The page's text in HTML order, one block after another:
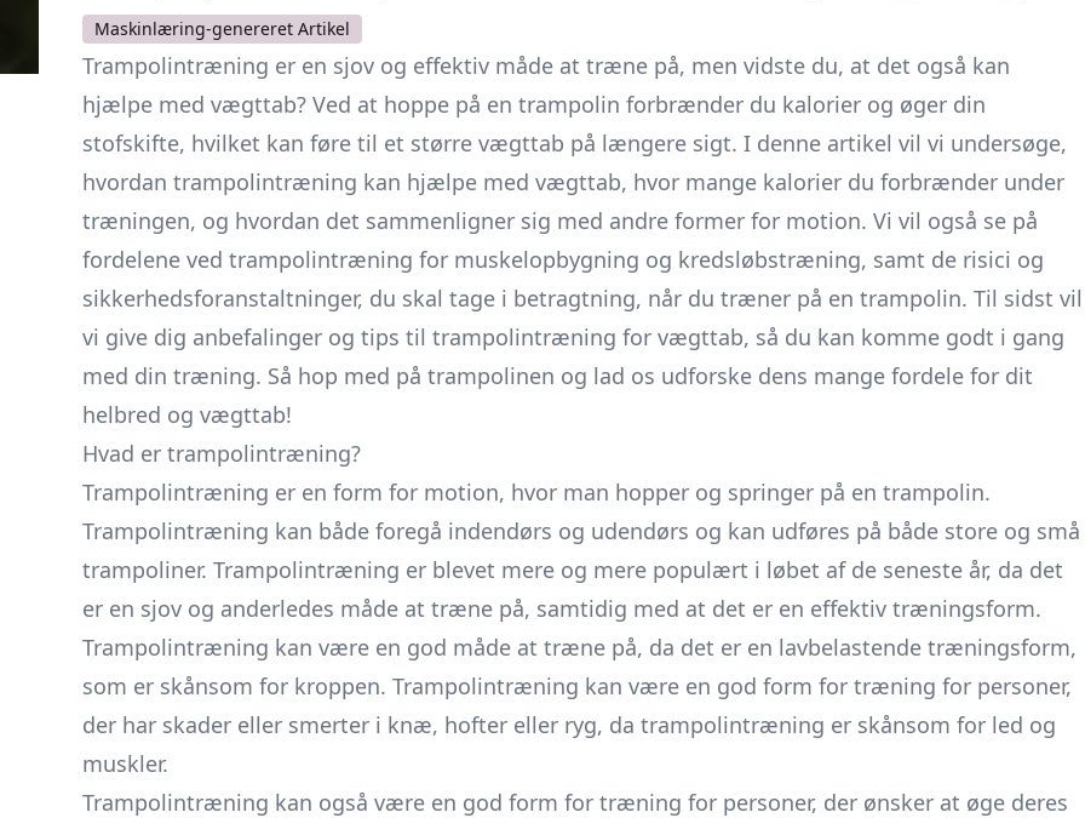
Maskinlæring-genereret Artikel
Trampolintræning er en sjov og effektiv måde at træne på, men vidste du, at det også kan
hjælpe med vægttab? Ved at hoppe på en trampolin forbrænder du kalorier og øger din
stofskifte, hvilket kan føre til et større vægttab på længere sigt. I denne artikel vil vi undersøge,
hvordan trampolintræning kan hjælpe med vægttab, hvor mange kalorier du forbrænder under
træningen, og hvordan det sammenligner sig med andre former for motion. Vi vil også se på
fordelene ved trampolintræning for muskelopbygning og kredsløbstræning, samt de risici og
sikkerhedsforanstaltninger, du skal tage i betragtning, når du træner på en trampolin. Til sidst vil
vi give dig anbefalinger og tips til trampolintræning for vægttab, så du kan komme godt i gang
med din træning. Så hop med på trampolinen og lad os udforske dens mange fordele for dit
helbred og vægttab!
Hvad er trampolintræning?
Trampolintræning er en form for motion, hvor man hopper og springer på en trampolin.
Trampolintræning kan både foregå indendørs og udendørs og kan udføres på både store og små
trampoliner. Trampolintræning er blevet mere og mere populært i løbet af de seneste år, da det
er en sjov og anderledes måde at træne på, samtidig med at det er en effektiv træningsform.
Trampolintræning kan være en god måde at træne på, da det er en lavbelastende træningsform,
som er skånsom for kroppen. Trampolintræning kan være en god form for træning for personer,
der har skader eller smerter i knæ, hofter eller ryg, da trampolintræning er skånsom for led og
muskler.
Trampolintræning kan også være en god form for træning for personer, der ønsker at øge deres